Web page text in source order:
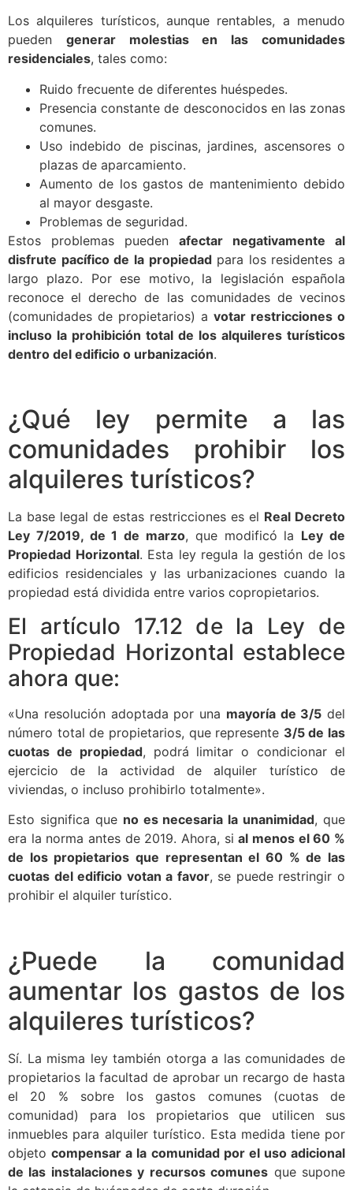
Los alquileres turísticos, aunque rentables, a menudo
pueden generar molestias en las comunidades
residenciales, tales como:
Ruido frecuente de diferentes huéspedes.
Presencia constante de desconocidos en las zonas
comunes.
Uso indebido de piscinas, jardines, ascensores o
plazas de aparcamiento.
Aumento de los gastos de mantenimiento debido
al mayor desgaste.
Problemas de seguridad.
Estos problemas pueden afectar negativamente al
disfrute pacífico de la propiedadpara los residentes a
largo plazo. Por ese motivo, la legislación española
reconoce el derecho de las comunidades de vecinos
(comunidades de propietarios) a votar restricciones o
incluso la prohibición total de los alquileres turísticos
dentro del edificio o urbanización.
¿Qué ley permite a las
comunidades prohibir los
alquileres turísticos?
La base legal de estas restricciones es el Real Decreto
Ley 7/2019, de 1 de marzo, que modificó la Ley de
Propiedad Horizontal. Esta ley regula la gestión de los
edificios residenciales y las urbanizaciones cuando la
propiedad está dividida entre varios copropietarios.
El artículo 17.12 de la Ley de
Propiedad Horizontal establece
ahora que:
«Una resolución adoptada por una mayoría de 3/5 del
número total de propietarios, que represente 3/5 de las
cuotas de propiedad, podrá limitar o condicionar el
ejercicio de la actividad de alquiler turístico de
viviendas, o incluso prohibirlo totalmente».
Esto significa que no es necesaria la unanimidad, que
era la norma antes de 2019. Ahora, sial menos el 60 %
de los propietarios que representan el 60 % de las
cuotas del edificio votan a favor, se puede restringir o
prohibir el alquiler turístico.
¿Puede la comunidad
aumentar los gastos de los
alquileres turísticos?
Sí. La misma ley también otorga a las comunidades de
propietarios la facultad de aprobar un recargo de hasta
el 20 % sobre los gastos comunes (cuotas de
comunidad) para los propietarios que utilicen sus
inmuebles para alquiler turístico. Esta medida tiene por
objetocompensar a la comunidad por el uso adicional
de las instalaciones y recursos comunes que supone